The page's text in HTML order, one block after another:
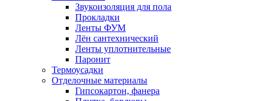
Звукоизоляция для пола
Прокладки
Ленты ФУМ
Лён сантехнический
Ленты уплотнительные
Паронит
Термоусадки
Отделочные материалы
Гипсокартон, фанера